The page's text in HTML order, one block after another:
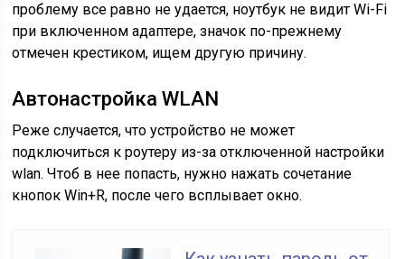
проблему все равно не удается, ноутбук не видит Wi-Fi
при включенном адаптере, значок по-прежнему
отмечен крестиком, ищем другую причину.
Автонастройка WLAN
Реже случается, что устройство не может
подключиться к роутеру из-за отключенной настройки
wlan. Чтоб в нее попасть, нужно нажать сочетание
кнопок Win+R, после чего всплывает окно.